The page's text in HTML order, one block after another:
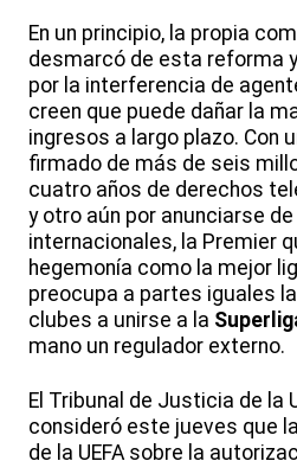
En un principio, la propia
desmarcó de esta reforma
por la interferencia de
creen que puede dañar la
ingresos a largo plazo. Con
firmado de más de seis
cuatro años de derechos
y otro aún por anunciarse
internacionales, la Premier
hegemonía como la mejor
preocupa a partes iguales
clubes a unirse a la
mano un regulador externo.
El Tribunal de Justicia de la
consideró este jueves que
de la UEFA sobre la